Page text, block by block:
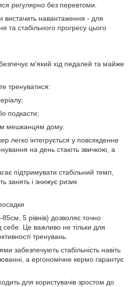
регулярно без перевтоми.
вистачить навантаження - для
та стабільного прогресу цього
м'який хід педалей та майже
тренуватися:
подкасти;
мешканцям дому.
легко інтегрується у повсякденне
на день стають звичкою, а
підтримувати стабільний темп,
занять і знижує ризик
5 рівнів) дозволяє точно
себе. Це важливо не тільки для
тренувань.
забезпечують стабільність навіть
а ергономічне кермо гарантує
для користувачів зростом до